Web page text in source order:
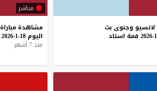
لاتسيو وجنوى بث
قمة استاد
مباشر
مشاهدة مباراة
اليوم 18-1-2026
منذ 7 أشهر